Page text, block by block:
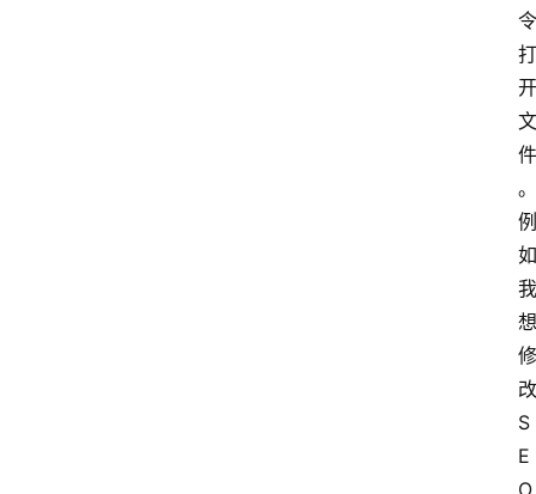
令
打
开
文
件
。
例
如
我
想
修
改
S
E
O